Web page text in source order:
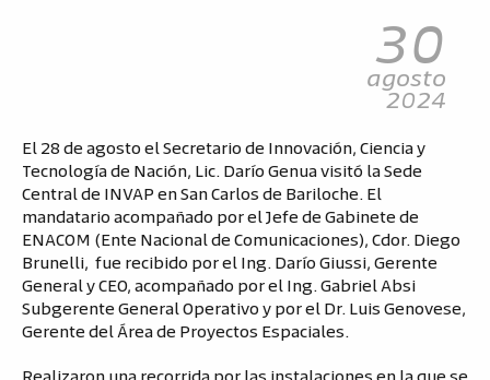
30
agosto
2024
El 28 de agosto el Secretario de Innovación, Ciencia y
Tecnología de Nación, Lic. Darío Genua visitó la Sede
Central de INVAP en San Carlos de Bariloche. El
mandatario acompañado por el Jefe de Gabinete de
ENACOM (Ente Nacional de Comunicaciones), Cdor. Diego
Brunelli, fue recibido por el Ing. Darío Giussi, Gerente
General y CEO, acompañado por el Ing. Gabriel Absi
Subgerente General Operativo y por el Dr. Luis Genovese,
Gerente del Área de Proyectos Espaciales.
Realizaron una recorrida por las instalaciones en la que se